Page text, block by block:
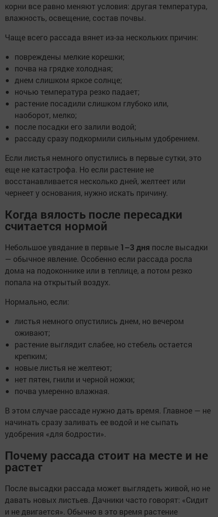
корни все равно меняют условия: другая температура,
влажность, освещение, состав почвы.
Чаще всего рассада вянет из-за нескольких причин:
повреждены мелкие корешки;
почва на грядке холодная;
днем слишком яркое солнце;
ночью температура резко падает;
растение посадили слишком глубоко или,
наоборот, мелко;
после посадки его залили водой;
рассаду сразу подкормили сильным удобрением.
Если листья немного опустились в первые сутки, это
еще не катастрофа. Но если растение не
восстанавливается несколько дней, желтеет или
чернеет у основания, нужно искать причину.
Когда вялость после пересадки
считается нормой
Небольшое увядание в первые 1–3 дня после высадки
— обычное явление. Особенно если рассада росла
дома на подоконнике или в теплице, а потом резко
попала на открытый воздух.
Нормально, если:
листья немного опустились днем, но вечером
оживают;
растение выглядит слабее, но стебель остается
крепким;
новые листья не желтеют;
нет пятен, гнили и черной ножки;
почва умеренно влажная.
В этом случае рассаде нужно дать время. Главное — не
начинать сразу заливать ее водой и не сыпать
удобрения «для бодрости».
Почему рассада стоит на месте и не
растет
После высадки рассада может выглядеть живой, но не
давать новых листьев. Дачники часто говорят: «Сидит
и не двигается». Обычно в это время растение